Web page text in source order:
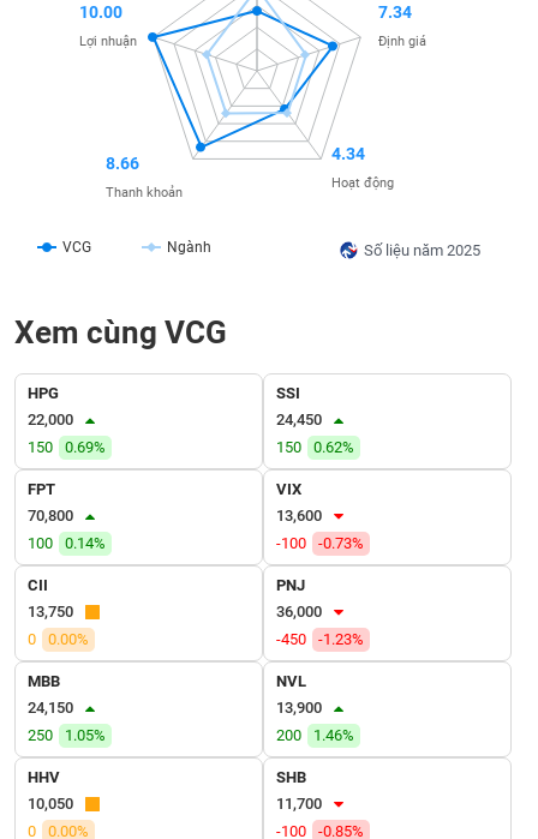
Số liệu năm 2025
VCG Ngành
7.34
Định giá
4.34
Hoạt động
8.66
Thanh khoản
10.00
Lợi nhuận
Xem cùng VCG
HPG
22,000
150
0.69%
SSI
24,450
150
0.62%
FPT
70,800
100
0.14%
VIX
13,600
-100
-0.73%
CII
13,750
0
0.00%
PNJ
36,000
-450
-1.23%
MBB
24,150
250
1.05%
NVL
13,900
200
1.46%
HHV
10,050
0
0.00%
SHB
11,700
-100
-0.85%
TRUYỀN
TIỆN
ÍCH
BẤT
ĐỘNG
SẢN
Mã
chứng
khoán
(-)